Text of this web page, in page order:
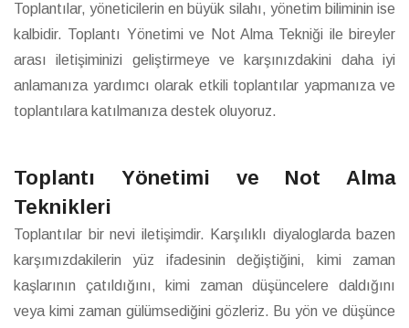
Toplantılar, yöneticilerin en büyük silahı, yönetim biliminin ise
kalbidir. Toplantı Yönetimi ve Not Alma Tekniği ile bireyler
arası iletişiminizi geliştirmeye ve karşınızdakini daha iyi
anlamanıza yardımcı olarak etkili toplantılar yapmanıza ve
toplantılara katılmanıza destek oluyoruz.
Toplantı Yönetimi ve Not Alma
Teknikleri
Toplantılar bir nevi iletişimdir. Karşılıklı diyaloglarda bazen
karşımızdakilerin yüz ifadesinin değiştiğini, kimi zaman
kaşlarının çatıldığını, kimi zaman düşüncelere daldığını
veya kimi zaman gülümsediğini gözleriz. Bu yön ve düşünce